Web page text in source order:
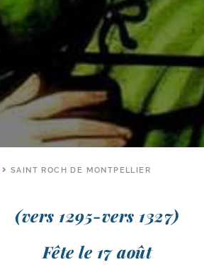
SAINT ROCH DE MONTPELLIER
(vers 1295-​vers 1327)
Fête le 17 août